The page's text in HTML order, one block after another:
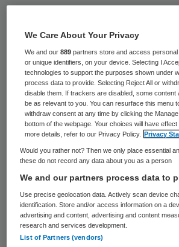
patiënten met ruim twintig
terugbrengen om goede
blijven leveren, stelt de
Huisartsen Vereniging (LHV)
De overheid wil al tijden dat
meer taken van ziekenhuizen
om de zorgkosten te drukken.
de LHV zitten de
ooit. Nu hebben huisartsen
2170 patiënten. Dat aantal
LHV de komende jaren
verlaagd moeten worden naar
We Care About Your Privacy
We and our889 partners store and access
or unique identifiers, on your device. Selecting I
technologies to support the purposes shown under
process data to provide. Selecting Reject All or
disable them. If trackers are disabled, some content
be as relevant to you. You can resurface this menu
withdraw consent at any time by clicking the
bottom of the webpage. Your choices will have
more details, refer to our Privacy Policy.
Privacy
Would you rather not? Then we only place essential
these do not record any data about you as a person
We and our partners process data to
Use precise geolocation data. Actively scan device
identification. Store and/or access information on a
advertising and content, advertising and content
research and services development.
List of Partners (vendors)